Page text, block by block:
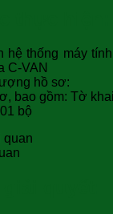
hệ thống máy
C-VAN
hồ sơ:
bao gồm: Tờ
bộ